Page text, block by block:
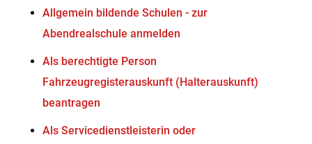
Allgemein bildende Schulen - zur
Abendrealschule anmelden
Als berechtigte Person
Fahrzeugregisterauskunft (Halterauskunft)
beantragen
Als Servicedienstleisterin oder